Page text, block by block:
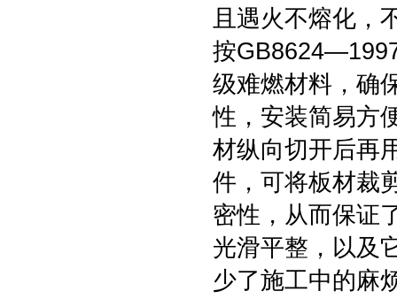
且遇火不熔化，
按
级难燃材料，确
性，安装简易方
材纵向切开后再
件，可将板材裁
密性，从而保证
光滑平整，以及
少了施工中的麻